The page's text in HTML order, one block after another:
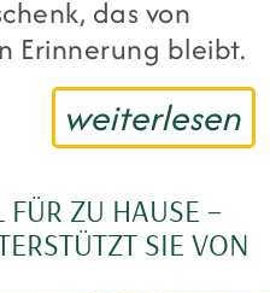
das von
Erinnerung bleibt.
weiterlesen
FÜR ZU HAUSE –
SIE VON